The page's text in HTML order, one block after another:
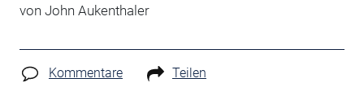
von John Aukenthaler
Kommentare Teilen